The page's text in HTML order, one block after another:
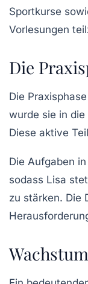
Sportkurse
Vorlesungen
Die
Die
wurde sie in die
Diese aktive
Die Aufgaben
sodass Lisa
zu stärken. Die